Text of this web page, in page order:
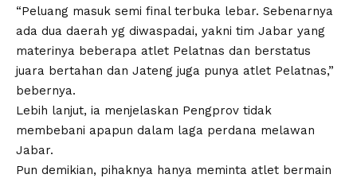
“Peluang masuk semi final terbuka lebar. Sebenarnya
ada dua daerah yg diwaspadai, yakni tim Jabar yang
materinya beberapa atlet Pelatnas dan berstatus
juara bertahan dan Jateng juga punya atlet Pelatnas,”
bebernya.
Lebih lanjut, ia menjelaskan Pengprov tidak
membebani apapun dalam laga perdana melawan
Jabar.
Pun demikian, pihaknya hanya meminta atlet bermain